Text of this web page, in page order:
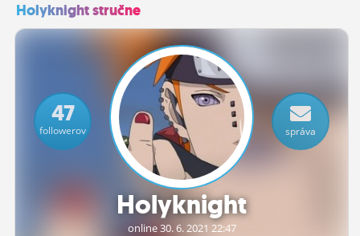
PRIHLÁS SA
ČINŽIAK
FÓRUM
STATUSY
OBRÁZKY
Holyknight stručne
Holyknight
online 30.6.2021 22:47
47
followerov správa